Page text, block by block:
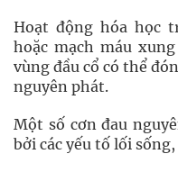
Hoạt động hóa học
hoặc mạch máu
vùng đầu cổ có thể
nguyên phát.
Một số cơn đau
bởi các yếu tố lối